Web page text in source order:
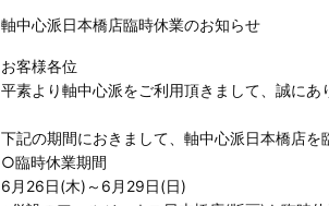
軸中心派日本橋店臨時休業のお知らせ
お客様各位
平素より軸中心派をご利用頂きまして、誠にあ
下記の期間におきまして、軸中心派日本橋店を
○臨時休業期間
6月26日(木)～6月29日(日)